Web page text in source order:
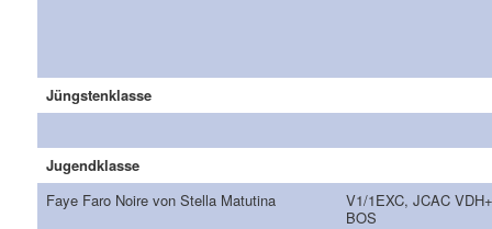
Jüngstenklasse
Jugendklasse
Faye Faro Noire von Stella Matutina
V1/1EXC, JCAC
BOS